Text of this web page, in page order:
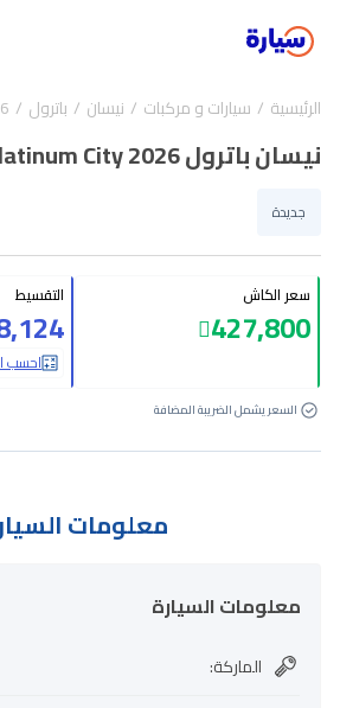
الرئيسية سيارات و مركبات نيسان باترول
نيسان باترول LE Platinum City 2026
جديدة
سعر الكاش
427,800
التقسيط
احسب
السعر يشمل الضريبة المضافة
معلومات
معلومات السيارة
الماركة: